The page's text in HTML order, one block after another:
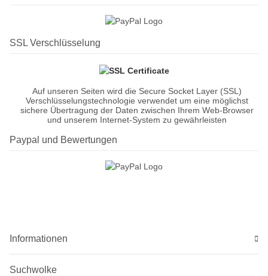
SSL Verschlüsselung
Auf unseren Seiten wird die Secure Socket Layer (SSL)
Verschlüsselungstechnologie verwendet um eine möglichst
sichere Übertragung der Daten zwischen Ihrem Web-Browser
und unserem Internet-System zu gewährleisten
Paypal und Bewertungen
Informationen
Suchwolke